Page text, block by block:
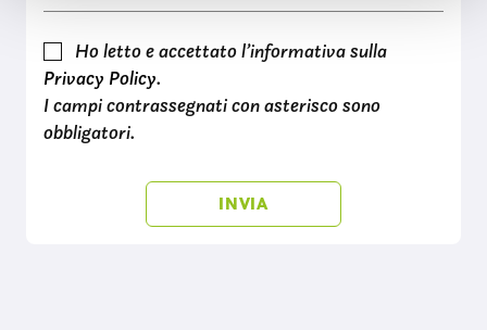
Ho letto e accettato l’informativa sulla
Privacy Policy.
I campi contrassegnati con asterisco sono
obbligatori.